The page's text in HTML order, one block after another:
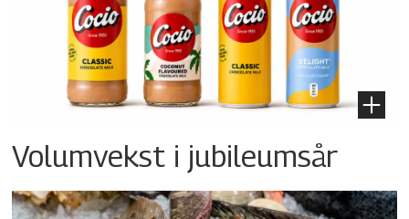
Volumvekst i jubileumsår